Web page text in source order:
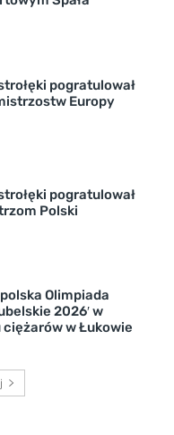
pogratulował
Europy
pogratulował
Polski
Olimpiada
2026′ w
ciężarów w Łukowie